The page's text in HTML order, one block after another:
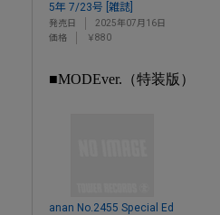
5年 7/23号 [雑誌]
発売日
2025年07月16日
価格
￥880
■MODEver.（特装版）
anan No.2455 Special Ed